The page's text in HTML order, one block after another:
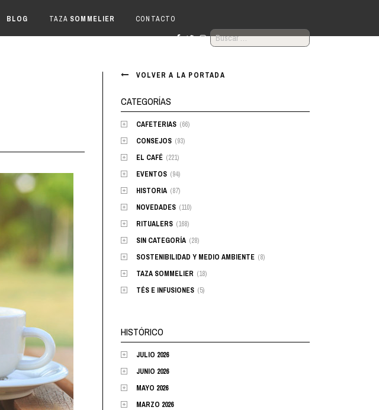
BLOG TAZA SOMMELIER CONTACTO
BUSCAR:
VOLVER A LA PORTADA
CATEGORÍAS
CAFETERIAS (66)
CONSEJOS (93)
EL CAFÉ (221)
EVENTOS (94)
HISTORIA (87)
NOVEDADES (110)
RITUALERS (168)
SIN CATEGORÍA (28)
SOSTENIBILIDAD Y MEDIO AMBIENTE (8)
TAZA SOMMELIER (18)
TÉS E INFUSIONES (5)
HISTÓRICO
JULIO 2026
JUNIO 2026
MAYO 2026
MARZO 2026